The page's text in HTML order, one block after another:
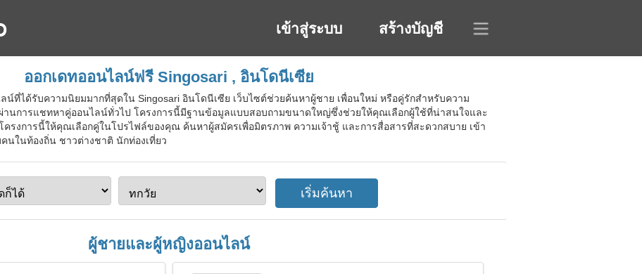
เข้าสู่ระบบ สร้างบัญชี
ออกเดทออนไลน์ฟรี Singosari , อินโดนีเซีย
น์ที่ได้รับความนิยมมากที่สุดใน Singosari อินโดนีเซีย เว็บไซต์ช่วยค้นหาผู้ชาย เพื่อนใหม่ หรือคู่รักสำหรับความ
านการแชทหาคู่ออนไลน์ทั่วไป โครงการนี้มีฐานข้อมูลแบบสอบถามขนาดใหญ่ซึ่งช่วยให้คุณเลือกผู้ใช้ที่น่าสนใจและ
รงการนี้ให้คุณเลือกคู่ในโปรไฟล์ของคุณ ค้นหาผู้สมัครเพื่อมิตรภาพ ความเจ้าชู้ และการสื่อสารที่สะดวกสบาย เข้า
นในท้องถิ่น ชาวต่างชาติ นักท่องเที่ยว
ผู้ชายและผู้หญิงออนไลน์